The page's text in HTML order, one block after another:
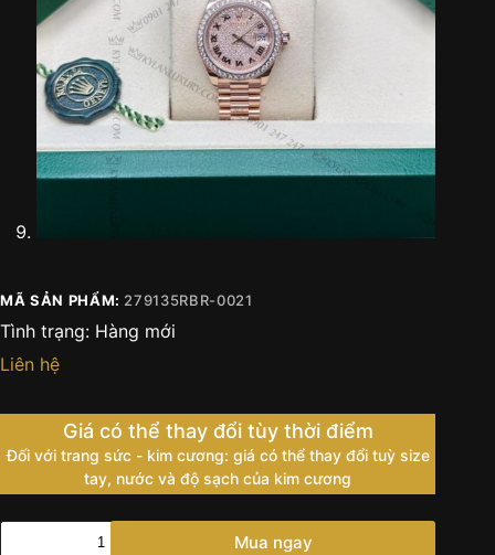
MÃ SẢN PHẨM: 279135RBR-0021
Tình trạng: Hàng mới
Liên hệ
Giá có thể thay đổi tùy thời điểm
Đối với trang sức - kim cương: giá có thể thay đổi tuỳ size
tay, nước và độ sạch của kim cương
Đồng
Mua ngay